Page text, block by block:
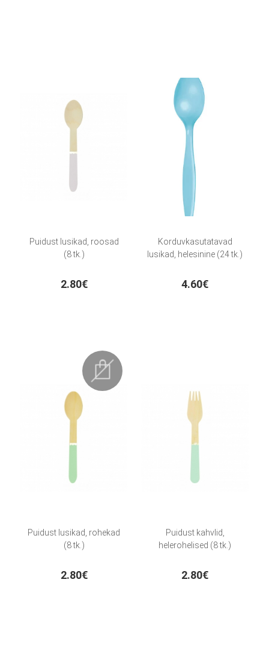
Puidust lusikad, roosad
(8 tk.)
2.80€
Korduvkasutatavad
lusikad, helesinine (24 tk.)
4.60€
Puidust lusikad, rohekad
(8 tk.)
2.80€
Puidust kahvlid,
helerohelised (8 tk.)
2.80€